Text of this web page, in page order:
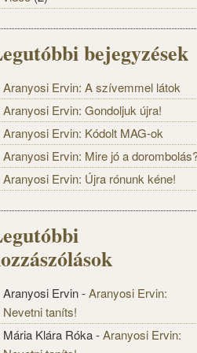
bejegyzések
Aranyosi Ervin: A szívemmel látok
Aranyosi Ervin: Gondoljuk újra!
Aranyosi Ervin: Kódolt MAG-ok
Aranyosi Ervin: Mire jó a
Aranyosi Ervin: Újra rónunk kéne!
Aranyosi Ervin-Aranyosi Ervin:
Nevetni taníts!
Mária Klára Róka-Aranyosi Ervin: